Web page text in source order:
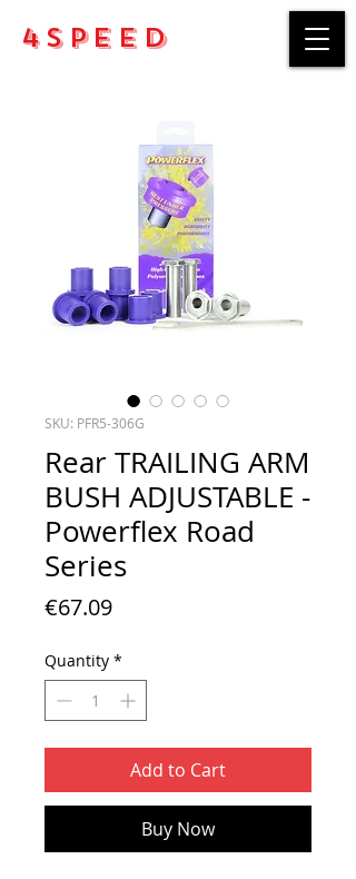
4Speed
SKU: PFR5-306G
Rear TRAILING ARM
BUSH ADJUSTABLE -
Powerflex Road
Series
€67.09Price
Quantity *
Add to Cart
Buy Now